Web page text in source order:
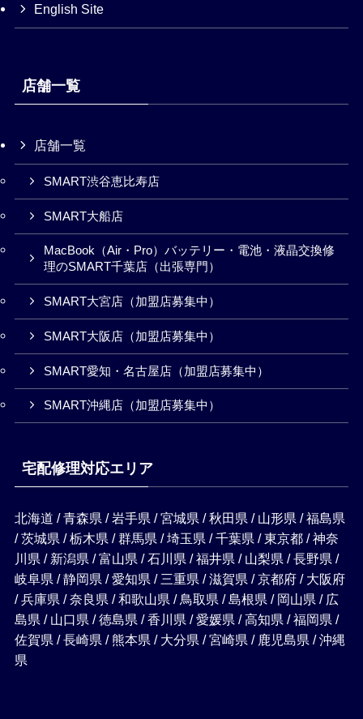
English Site
店舗一覧
店舗一覧
SMART渋谷恵比寿店
SMART大船店
MacBook（Air・Pro）バッテリー・電池・液晶交換修
理のSMART千葉店（出張専門）
SMART大宮店（加盟店募集中）
SMART大阪店（加盟店募集中）
SMART愛知・名古屋店（加盟店募集中）
SMART沖縄店（加盟店募集中）
宅配修理対応エリア
北海道 / 青森県 / 岩手県 / 宮城県 / 秋田県 / 山形県 / 福島県
/ 茨城県 / 栃木県 / 群馬県 / 埼玉県 / 千葉県 / 東京都 / 神奈
川県 / 新潟県 / 富山県 / 石川県 / 福井県 / 山梨県 / 長野県 /
岐阜県 / 静岡県 / 愛知県 / 三重県 / 滋賀県 / 京都府 / 大阪府
/ 兵庫県 / 奈良県 / 和歌山県 / 鳥取県 / 島根県 / 岡山県 / 広
島県 / 山口県 / 徳島県 / 香川県 / 愛媛県 / 高知県 / 福岡県 /
佐賀県 / 長崎県 / 熊本県 / 大分県 / 宮崎県 / 鹿児島県 / 沖縄
県